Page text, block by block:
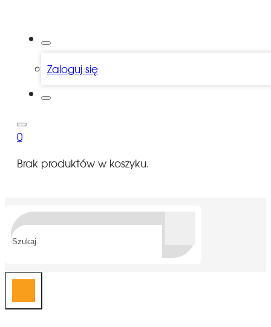
Zaloguj się
0
Brak produktów w koszyku.
Szukaj